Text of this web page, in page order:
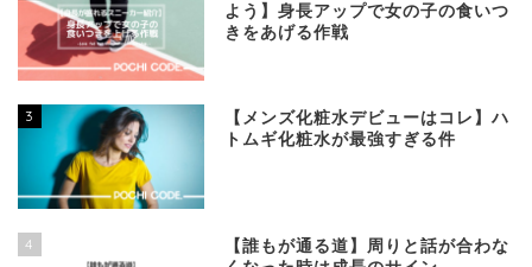
よう】身長アップで女の子の食いつ
きをあげる作戦
3
【メンズ化粧水デビューはコレ】ハ
トムギ化粧水が最強すぎる件
4
【誰もが通る道】周りと話が合わな